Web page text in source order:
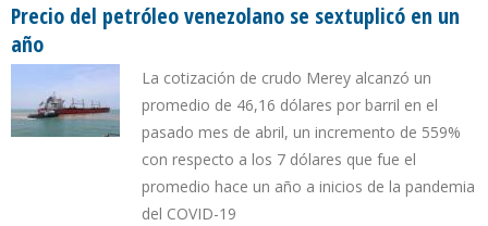
Precio del petróleo venezolano se sextuplicó en un
año
La cotización de crudo Merey alcanzó un
promedio de 46,16 dólares por barril en el
pasado mes de abril, un incremento de 559%
con respecto a los 7 dólares que fue el
promedio hace un año a inicios de la pandemia
del COVID-19